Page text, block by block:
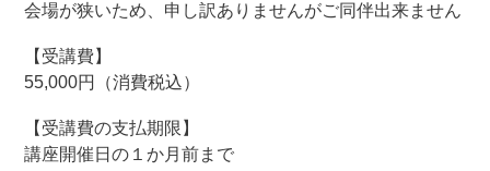
会場が狭いため、申し訳ありませんがご同伴出来ません
【受講費】
55,000円（消費税込）
【受講費の支払期限】
講座開催日の１か月前まで